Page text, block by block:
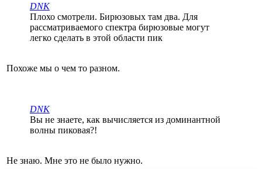
DNK
Плохо смотрели. Бирюзовых там два. Для
рассматриваемого спектра бирюзовые могут
легко сделать в этой области пик
Похоже мы о чем то разном.
DNK
Вы не знаете, как вычисляется из доминантной
волны пиковая?!
Не знаю. Мне это не было нужно.